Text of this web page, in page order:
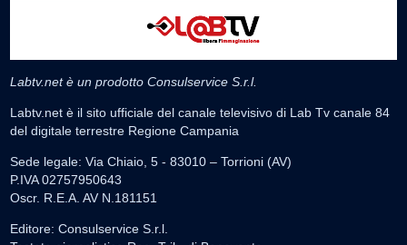
Labtv.net è un prodotto Consulservice S.r.l.
Labtv.net è il sito ufficiale del canale televisivo di Lab Tv canale 84
del digitale terrestre Regione Campania
Sede legale: Via Chiaio, 5 - 83010 – Torrioni (AV)
P.IVA 02757950643
Oscr. R.E.A. AV N.181151
Editore: Consulservice S.r.l.